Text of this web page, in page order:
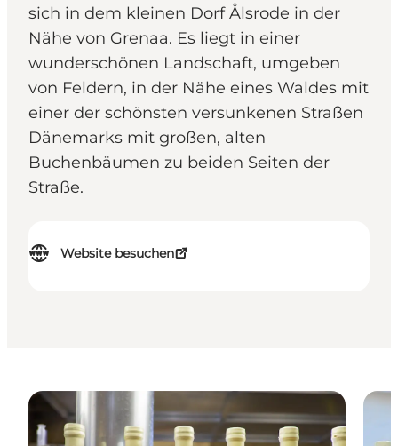
sich in dem kleinen Dorf Ålsrode in der
Nähe von Grenaa. Es liegt in einer
wunderschönen Landschaft, umgeben
von Feldern, in der Nähe eines Waldes mit
einer der schönsten versunkenen Straßen
Dänemarks mit großen, alten
Buchenbäumen zu beiden Seiten der
Straße.
Website besuchen